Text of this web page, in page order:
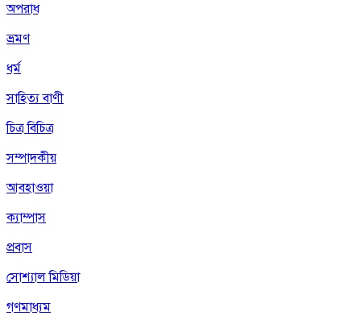
অপরাধ
ভ্রমণ
ধর্ম
সাহিত্য বাণী
চিত্র বিচিত্র
সম্পাদকীয়
আবহাওয়া
ক্যাম্পাস
প্রবাস
সোশ্যাল মিডিয়া
গণমাধ্যম